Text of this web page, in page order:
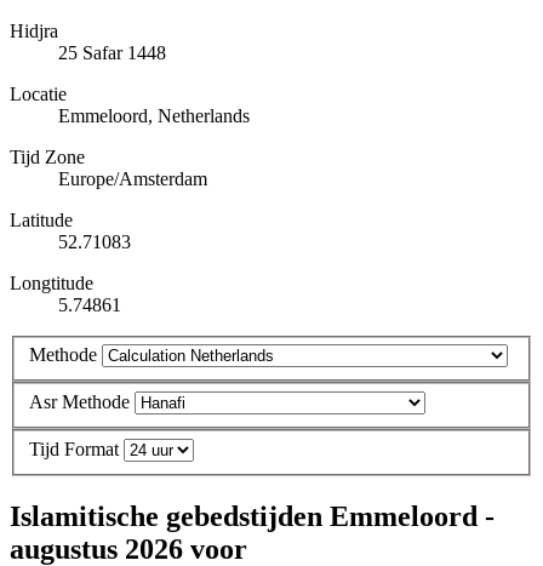
Hidjra
25 Safar 1448
Locatie
Emmeloord, Netherlands
Tijd Zone
Europe/Amsterdam
Latitude
52.71083
Longtitude
5.74861
Methode
Asr Methode
Tijd Format
Islamitische gebedstijden Emmeloord -
augustus 2026 voor